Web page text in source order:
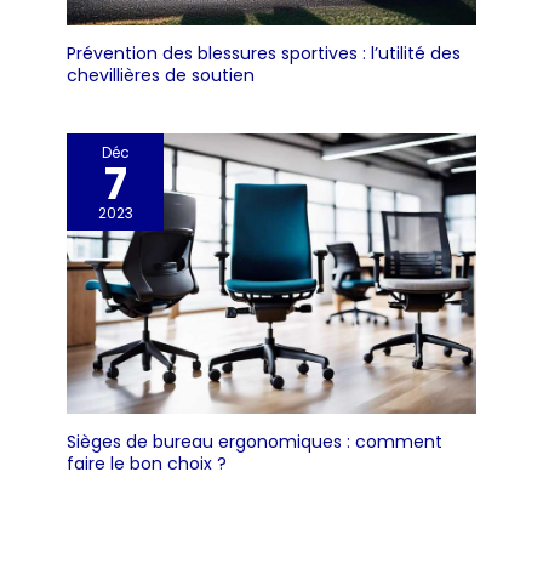
Prévention des blessures sportives : l’utilité des
chevillières de soutien
Déc
7
2023
Sièges de bureau ergonomiques : comment
faire le bon choix ?